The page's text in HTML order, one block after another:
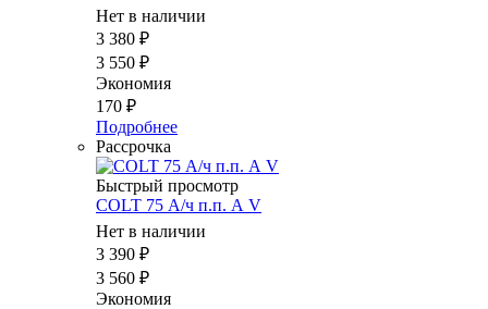
Нет в наличии
3 380 ₽
3 550 ₽
Экономия
170 ₽
Подробнее
Рассрочка
Быстрый просмотр
COLT 75 А/ч п.п. А V
Нет в наличии
3 390 ₽
3 560 ₽
Экономия